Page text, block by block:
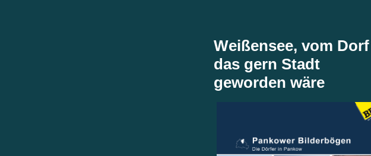
Weißensee, vom Dorf
das gern Stadt
geworden wäre